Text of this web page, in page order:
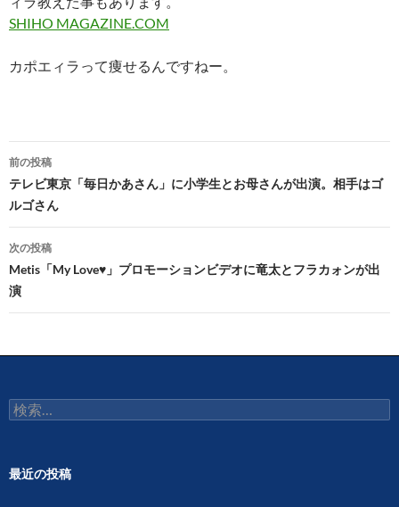
SHIHO MAGAZINE.COM
カポエィラって痩せるんですねー。
投
稿
ナ
ビ
ゲ
ー
ン
前の投稿
テレビ東京「毎日かあさん」に小学生とお母さんが出演。相手はゴ
ルゴさん
次の投稿
Metis「My Love♥」プロモーションビデオに竜太とフラカォンが出
演
検
索:
最近の投稿